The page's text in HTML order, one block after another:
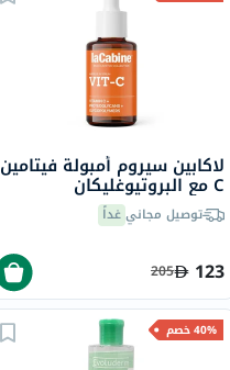
لاكابين سيروم أمبولة فيتامين
C مع البروتيوغليكان
والغليكوبوليمرات لتفتيح
وترطيب البشرة، 30 مل
توصيل مجانيغداً
123
205
40% خصم